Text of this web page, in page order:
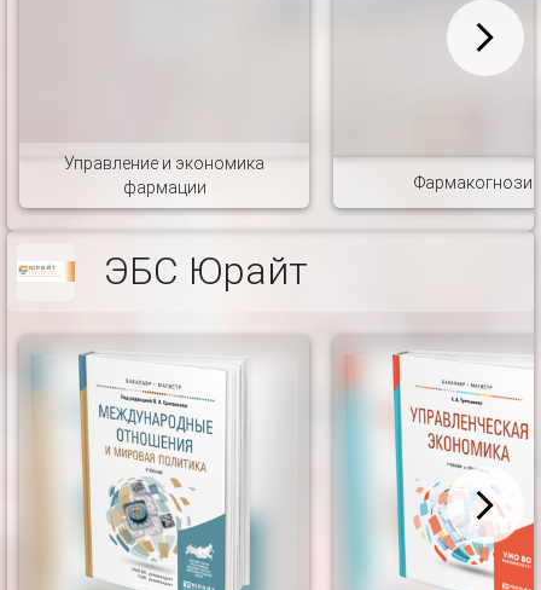
Управление и экономика
фармации
Фармакогнозия
ЭБС Юрайт